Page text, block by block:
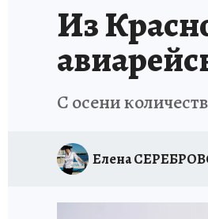
Из
С осени
Елена